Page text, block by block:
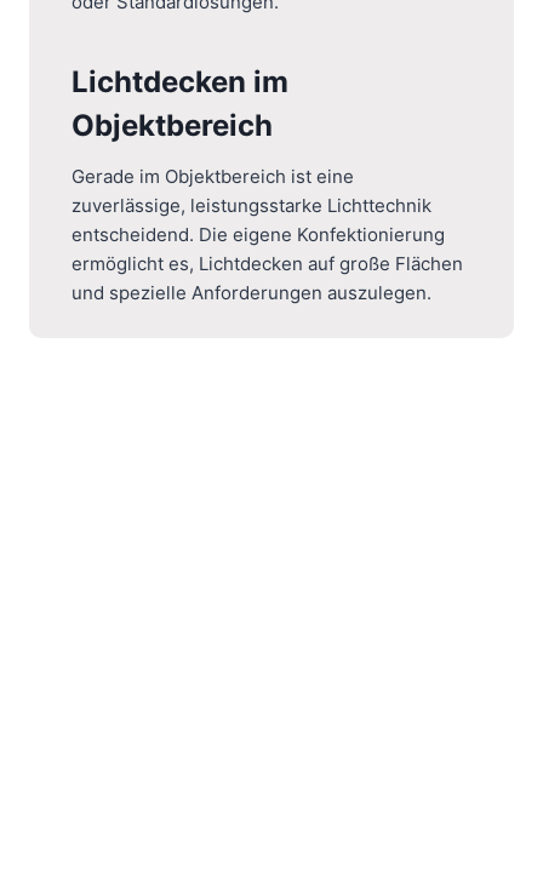
Lichtdecken im
Objektbereich
Gerade im Objektbereich ist eine
zuverlässige, leistungsstarke Lichttechnik
entscheidend. Die eigene Konfektionierung
ermöglicht es, Lichtdecken auf große Flächen
und spezielle Anforderungen auszulegen.